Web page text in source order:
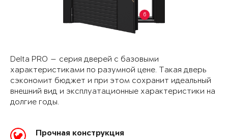
6
Delta PRO — серия дверей с базовыми
характеристиками по разумной цене. Такая дверь
сэкономит бюджет и при этом сохранит идеальный
внешний вид и эксплуатационные характеристики на
долгие годы.
Прочная конструкция